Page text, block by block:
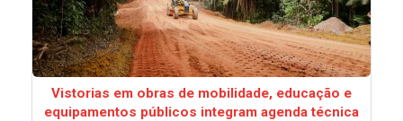
Vistorias em obras de mobilidade, educação e
equipamentos públicos integram agenda técnica